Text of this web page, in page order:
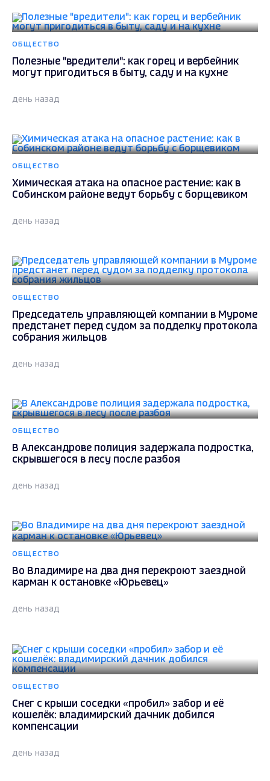
ОБЩЕСТВО
Полезные "вредители": как горец и вербейник
могут пригодиться в быту, саду и на кухне
день назад
ОБЩЕСТВО
Химическая атака на опасное растение: как в
Собинском районе ведут борьбу с борщевиком
день назад
ОБЩЕСТВО
Председатель управляющей компании в Муроме
предстанет перед судом за подделку протокола
собрания жильцов
день назад
ОБЩЕСТВО
В Александрове полиция задержала подростка,
скрывшегося в лесу после разбоя
день назад
ОБЩЕСТВО
Во Владимире на два дня перекроют заездной
карман к остановке «Юрьевец»
день назад
ОБЩЕСТВО
Снег с крыши соседки «пробил» забор и её
кошелёк: владимирский дачник добился
компенсации
день назад